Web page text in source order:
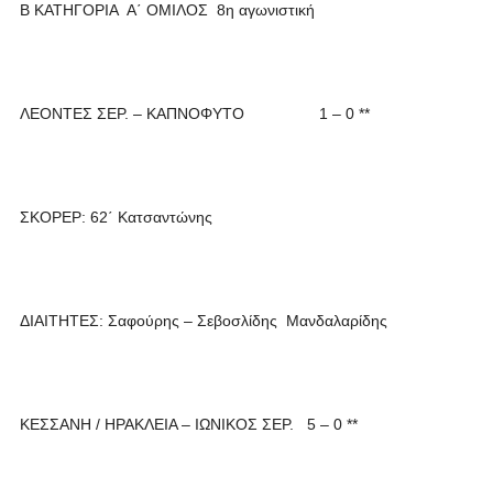
Β ΚΑΤΗΓΟΡΙΑ Α΄ ΟΜΙΛΟΣ 8η αγωνιστική
ΛΕΟΝΤΕΣ ΣΕΡ. – ΚΑΠΝΟΦΥΤΟ 1 – 0 **
ΣΚΟΡΕΡ: 62΄ Κατσαντώνης
ΔΙΑΙΤΗΤΕΣ: Σαφούρης – Σεβοσλίδης Μανδαλαρίδης
ΚΕΣΣΑΝΗ / ΗΡΑΚΛΕΙΑ – ΙΩΝΙΚΟΣ ΣΕΡ. 5 – 0 **